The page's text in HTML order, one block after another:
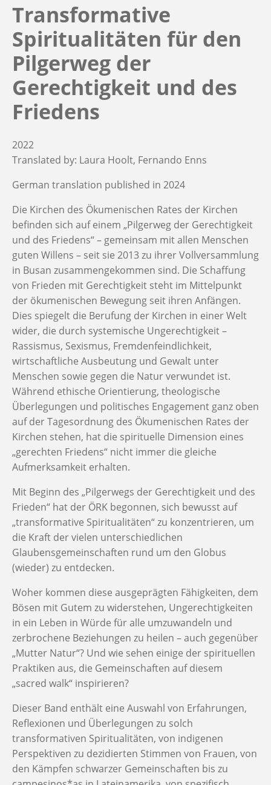
Transformative
Spiritualitäten für den
Pilgerweg der
Gerechtigkeit und des
Friedens
2022
Translated by: Laura Hoolt Fernando Enns
German translation published in 2024
Die Kirchen des Ökumenischen Rates der Kirchen
befinden sich auf einem „Pilgerweg der Gerechtigkeit
und des Friedens“ – gemeinsam mit allen Menschen
guten Willens – seit sie 2013 zu ihrer Vollversammlung
in Busan zusammengekommen sind. Die Schaffung
von Frieden mit Gerechtigkeit steht im Mittelpunkt
der ökumenischen Bewegung seit ihren Anfängen.
Dies spiegelt die Berufung der Kirchen in einer Welt
wider, die durch systemische Ungerechtigkeit –
Rassismus, Sexismus, Fremdenfeindlichkeit,
wirtschaftliche Ausbeutung und Gewalt unter
Menschen sowie gegen die Natur verwundet ist.
Während ethische Orientierung, theologische
Überlegungen und politisches Engagement ganz oben
auf der Tagesordnung des Ökumenischen Rates der
Kirchen stehen, hat die spirituelle Dimension eines
„gerechten Friedens“ nicht immer die gleiche
Aufmerksamkeit erhalten.
Mit Beginn des „Pilgerwegs der Gerechtigkeit und des
Frieden“ hat der ÖRK begonnen, sich bewusst auf
„transformative Spiritualitäten“ zu konzentrieren, um
die Kraft der vielen unterschiedlichen
Glaubensgemeinschaften rund um den Globus
(wieder) zu entdecken.
Woher kommen diese ausgeprägten Fähigkeiten, dem
Bösen mit Gutem zu widerstehen, Ungerechtigkeiten
in ein Leben in Würde für alle umzuwandeln und
zerbrochene Beziehungen zu heilen – auch gegenüber
„Mutter Natur“? Und wie sehen einige der spirituellen
Praktiken aus, die Gemeinschaften auf diesem
„sacred walk“ inspirieren?
Dieser Band enthält eine Auswahl von Erfahrungen,
Reflexionen und Überlegungen zu solch
transformativen Spiritualitäten, von indigenen
Perspektiven zu dezidierten Stimmen von Frauen, von
den Kämpfen schwarzer Gemeinschaften bis zu